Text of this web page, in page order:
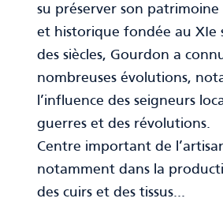
su préserver son patrimoine
et historique fondée au XIe
des siècles, Gourdon a
nombreuses évolutions,
l’influence des seigneurs
guerres et des révolutions.
Centre important de
notamment dans la
des cuirs et des tissus…